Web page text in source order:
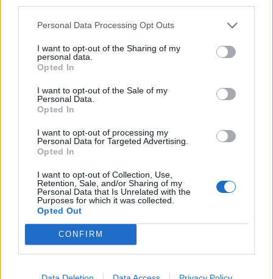
Personal Data Processing Opt Outs
I want to opt-out of the Sharing of my
personal data.
Opted In
I want to opt-out of the Sale of my
Personal Data.
Opted In
I want to opt-out of processing my
Personal Data for Targeted Advertising.
Opted In
I want to opt-out of Collection, Use,
Retention, Sale, and/or Sharing of my
Personal Data that Is Unrelated with the
Purposes for which it was collected.
Opted Out
CONFIRM